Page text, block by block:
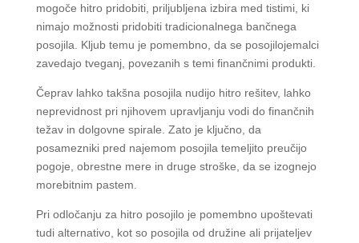
mogoče hitro pridobiti, priljubljena izbira med tistimi, ki
nimajo možnosti pridobiti tradicionalnega bančnega
posojila. Kljub temu je pomembno, da se posojilojemalci
zavedajo tveganj, povezanih s temi finančnimi produkti.
Čeprav lahko takšna posojila nudijo hitro rešitev, lahko
neprevidnost pri njihovem upravljanju vodi do finančnih
težav in dolgovne spirale. Zato je ključno, da
posamezniki pred najemom posojila temeljito preučijo
pogoje, obrestne mere in druge stroške, da se izognejo
morebitnim pastem.
Pri odločanju za hitro posojilo je pomembno upoštevati
tudi alternativo, kot so posojila od družine ali prijateljev